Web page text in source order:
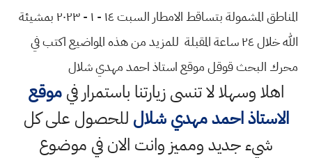
المناطق المشمولة بتساقط الامطار السبت ١٤ - ١ - ٢٠٢٣ بمشيئة
الله خلال ٢٤ ساعة المقبلة للمزيد من هذه المواضيع اكتب في
محرك البحث قوقل موقع استاذ احمد مهدي شلال
اهلا وسهلالا تنسى زيارتنا باستمرار فيموقع
الاستاذ احمد مهدي شلال للحصول على كل
شيء جديد ومميز وانت الان في موضوع